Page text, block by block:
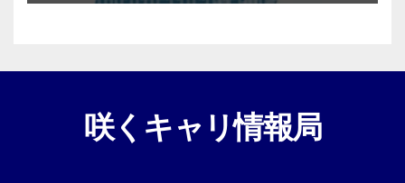
咲くキャリ情報局